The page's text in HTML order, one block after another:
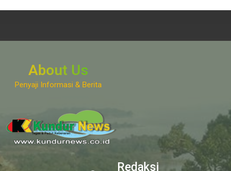
About Us
Penyaji Informasi & Berita
www.kundurnews.co.id
Redaksi